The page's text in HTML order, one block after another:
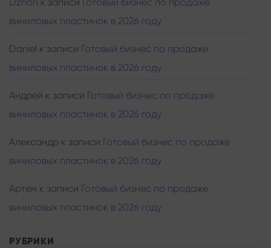
Dzhon к записи Готовый бизнес по продаже
виниловых пластинок в 2026 году
Daniel к записи Готовый бизнес по продаже
виниловых пластинок в 2026 году
Андрей к записи Готовый бизнес по продаже
виниловых пластинок в 2026 году
Александр к записи Готовый бизнес по продаже
виниловых пластинок в 2026 году
Артем к записи Готовый бизнес по продаже
виниловых пластинок в 2026 году
РУБРИКИ